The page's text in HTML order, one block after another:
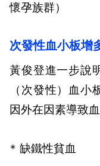
懷孕族群）
次發性血小板增
黃俊登進一步說
（次發性）血
因外在因素導致
* 缺鐵性貧血